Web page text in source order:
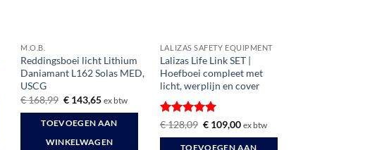
M.O.B.
Reddingsboei licht Lithium
Daniamant L162 Solas MED,
USCG
€168,99 Oorspronkelijke
was:
€ 168,99.
€ 143,65Huidige
is:
€ 143,65.
ex btw
TOEVOEGEN AAN
WINKELWAGEN
LALIZAS SAFETY EQUIPMENT
Lalizas Life Link SET |
Hoefboei compleet met
licht, werplijn en cover
Gewaardeerd
€128,09 Oorspronkelijke
was:
€ 109,00Huidige
is:
ex btw
TOEVOEGEN AAN